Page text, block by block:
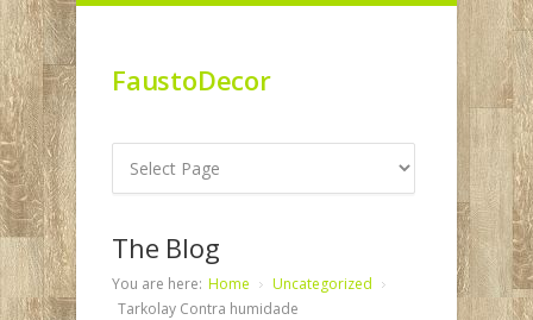
FaustoDecor
The Blog
You are here: Home
Uncategorized
Tarkolay Contra humidade